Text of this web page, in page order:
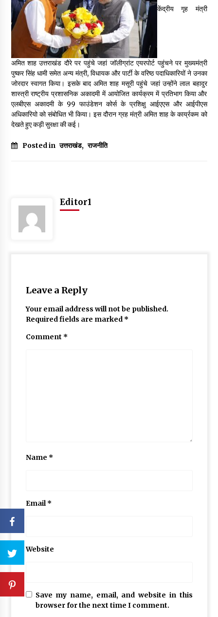
May 16, 2022
Thought Of The Day 14 May
May 14, 2022
Thought Of The Day 13 May
May 13, 2022
Thought Of The Day 12 May
केंद्रीय गृह मंत्री
अमित शाह उत्तराखंड दौरे पर पहुंचे जहां जॉलीग्रांट एयरपोर्ट पहुंचने पर मुख्यमंत्री
पुष्कर सिंह धामी समेत अन्य मंत्री, विधायक और पार्टी के वरिष्ठ पदाधिकारियों ने उनका
जोरदार स्वागत किया। इसके बाद अमित शाह मसूरी पहुंचे जहां उन्होंने लाल बहादुर
शास्त्री राष्ट्रीय प्रशासनिक अकादमी में आयोजित कार्यक्रम में प्रतिभाग किया और
एलबीएस अकादमी के 99 फाउंडेशन कोर्स के प्रशिक्षु आईएएस और आईपीएस
अधिकारियो को संबोधित भी किया। इस दौरान ग्रह मंत्री अमित शाह के कार्य्रकम को
देखते हुए कड़ी सुरक्षा की कई।
Posted in उत्तराखंड, राजनीति
Editor1
Leave a Reply
Your email address will not be published.
Required fields are marked *
Comment *
Name *
Email*
Website
Save my name, email, and website in this
browser for the next time I comment.